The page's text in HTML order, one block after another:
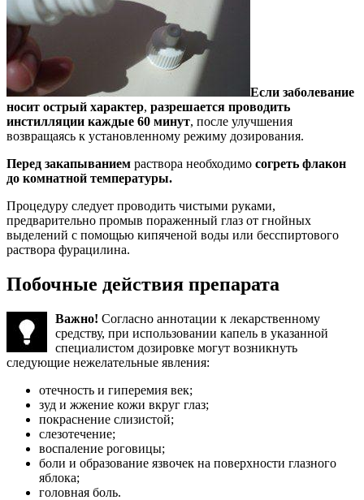
Если заболевание
носит острый характер, разрешается проводить
инстилляции каждые 60 минут, после улучшения
возвращаясь к установленному режиму дозирования.
Перед закапыванием раствора необходимо согреть флакон
до комнатной температуры.
Процедуру следует проводить чистыми руками,
предварительно промыв пораженный глаз от гнойных
выделений с помощью кипяченой воды или бесспиртового
раствора фурацилина.
Побочные действия препарата
Важно! Согласно аннотации к лекарственному
средству, при использовании капель в указанной
специалистом дозировке могут возникнуть
следующие нежелательные явления:
отечность и гиперемия век;
зуд и жжение кожи вкруг глаз;
покраснение слизистой;
слезотечение;
воспаление роговицы;
боли и образование язвочек на поверхности глазного
яблока;
головная боль.